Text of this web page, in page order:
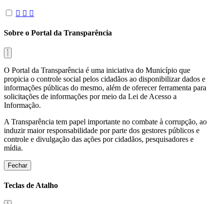
Sobre o Portal da Transparência
O Portal da Transparência é uma iniciativa do Município que
propicia o controle social pelos cidadãos ao disponibilizar dados e
informações públicas do mesmo, além de oferecer ferramenta para
solicitações de informações por meio da Lei de Acesso a
Informação.
A Transparência tem papel importante no combate à corrupção, ao
induzir maior responsabilidade por parte dos gestores públicos e
controle e divulgação das ações por cidadãos, pesquisadores e
mídia.
Fechar
Teclas de Atalho